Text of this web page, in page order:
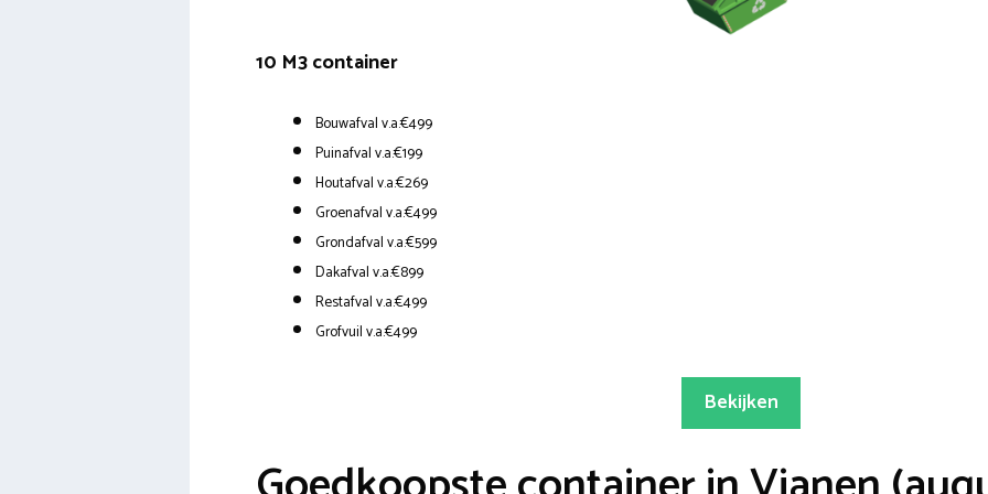
10 M3 container
Bouwafval v.a.€499
Puinafval v.a.€199
Houtafval v.a.€269
Groenafval v.a.€499
Grondafval v.a.€599
Dakafval v.a.€899
Restafval v.a.€499
Grofvuil v.a.€499
Bekijken